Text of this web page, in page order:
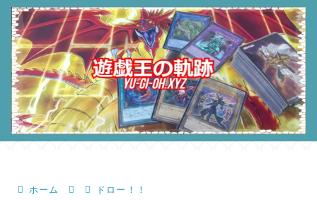
ホーム ドロー！！